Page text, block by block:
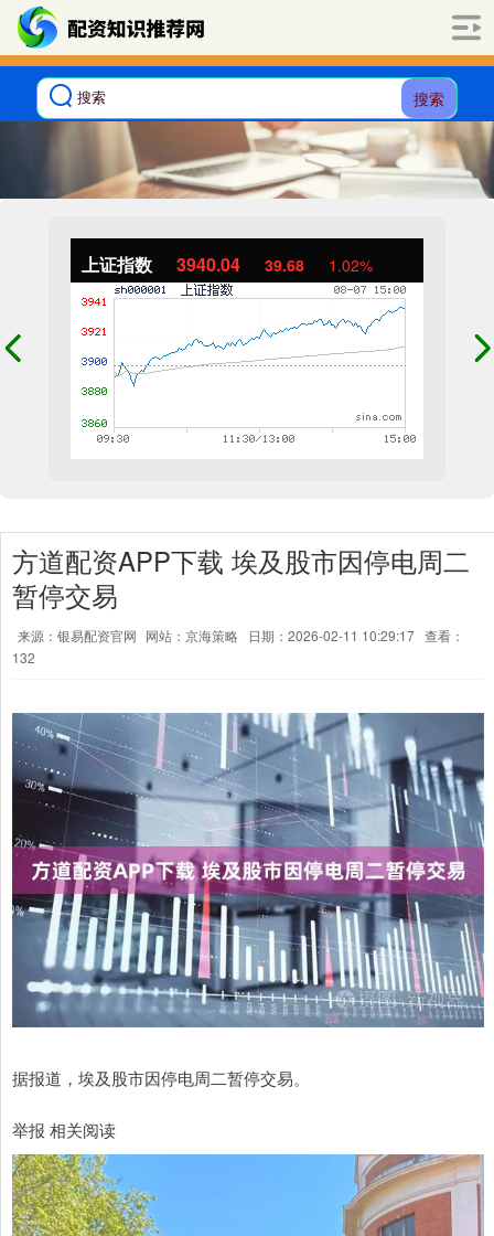
搜索
上证指数 3940.04 39.68 1.02%
方道配资APP下载 埃及股市因停电周二
暂停交易
来源：银易配资官网 网站：京海策略 日期：2026-02-11 10:29:17 查看：
132
据报道，埃及股市因停电周二暂停交易。
举报 相关阅读